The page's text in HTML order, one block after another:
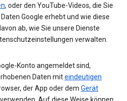
, oder den YouTube-Videos, die Sie
Google erhebt und wie diese
ab, wie Sie unsere Dienste
verwalten.
Konto angemeldet sind,
Daten miteindeutigen
der App oder dem Gerät